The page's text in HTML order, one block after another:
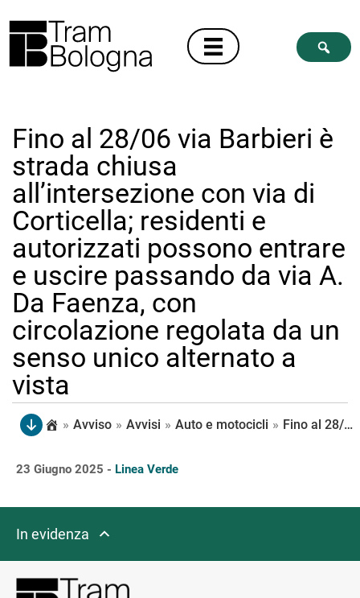
Fino al 28/06 via Barbieri è
strada chiusa
all’intersezione con via di
Corticella; residenti e
autorizzati possono entrare
e uscire passando da via A.
Da Faenza, con
circolazione regolata da un
senso unico alternato a
vista
» Avviso » Avvisi » Auto e motocicli » Fino al 28/06 via Barbieri è strada chiusa all’intersezione con via di Corticella; residenti e autorizzati possono entrare e uscire passando da via A. Da Faenza, con circolazione regolata da un senso unico alternato a vista
23 Giugno 2025 - Linea Verde
In evidenza